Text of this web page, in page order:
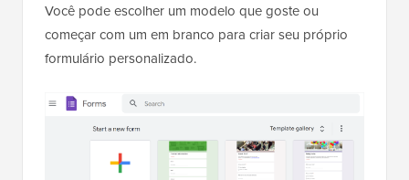
Você pode escolher um modelo que goste ou
começar com um em branco para criar seu próprio
formulário personalizado.